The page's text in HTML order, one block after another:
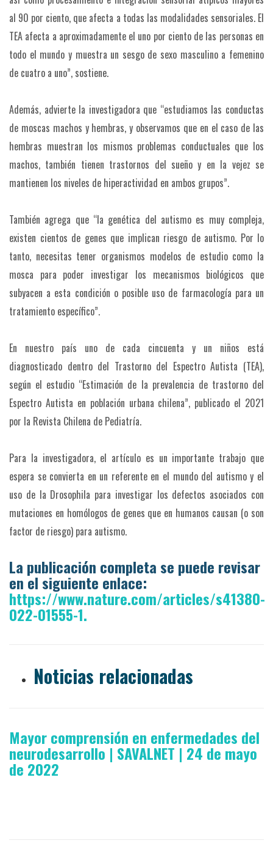
al 90 por ciento, que afecta a todas las modalidades sensoriales. El
TEA afecta a aproximadamente el uno por ciento de las personas en
todo el mundo y muestra un sesgo de sexo masculino a femenino
de cuatro a uno”, sostiene.
Además, advierte la investigadora que “estudiamos las conductas
de moscas machos y hembras, y observamos que en el caso de las
hembras muestran los mismos problemas conductuales que los
machos, también tienen trastornos del sueño y en la vejez se
mantienen los niveles de hiperactividad en ambos grupos”.
También agrega que “la genética del autismo es muy compleja,
existen cientos de genes que implican riesgo de autismo. Por lo
tanto, necesitas tener organismos modelos de estudio como la
mosca para poder investigar los mecanismos biológicos que
subyacen a esta condición o posible uso de farmacología para un
tratamiento específico”.
En nuestro país uno de cada cincuenta y un niños está
diagnosticado dentro del Trastorno del Espectro Autista (TEA),
según el estudio “Estimación de la prevalencia de trastorno del
Espectro Autista en población urbana chilena”, publicado el 2021
por la Revista Chilena de Pediatría.
Para la investigadora, el artículo es un importante trabajo que
espera se convierta en un referente en el mundo del autismo y el
uso de la Drosophila para investigar los defectos asociados con
mutaciones en homólogos de genes que en humanos causan (o son
factor de riesgo) para autismo.
La publicación completa se puede revisar
en el siguiente enlace:
https://www.nature.com/articles/s41380-
022-01555-1.
Noticias relacionadas
Mayor comprensión en enfermedades del
neurodesarrollo | SAVALNET | 24 de mayo
de 2022